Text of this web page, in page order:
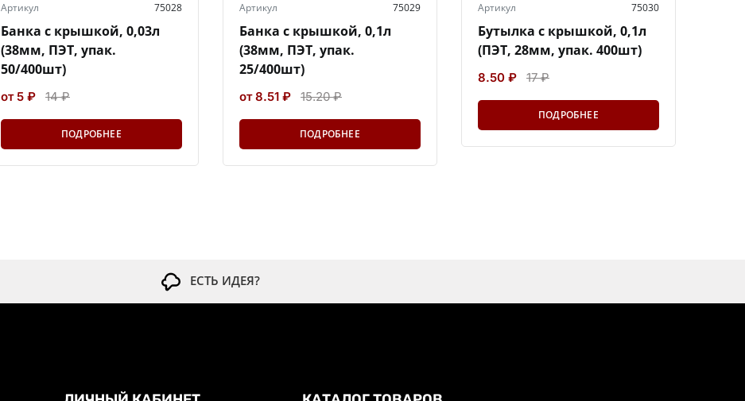
Артикул 75028
Банка с крышкой, 0,03л
(38мм, ПЭТ, упак.
50/400шт)
от 5 ₽ 14 ₽
ПОДРОБНЕЕ
Артикул 75029
Банка с крышкой, 0,1л
(38мм, ПЭТ, упак.
25/400шт)
от 8.51 ₽ 15.20 ₽
ПОДРОБНЕЕ
Артикул 75030
Бутылка с крышкой, 0,1л
(ПЭТ, 28мм, упак. 400шт)
8.50 ₽ 17 ₽
ПОДРОБНЕЕ
ЕСТЬ ИДЕЯ?